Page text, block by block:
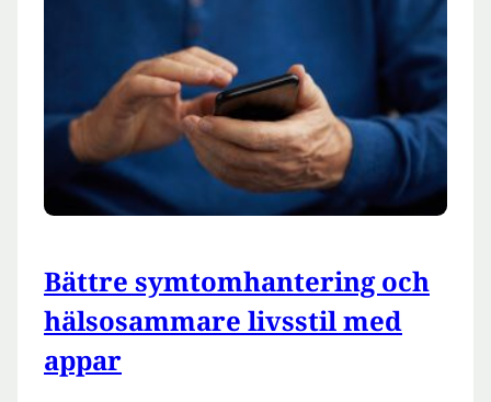
Bättre symtomhantering och
hälsosammare livsstil med
appar